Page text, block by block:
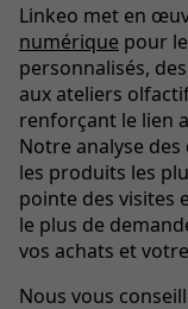
Linkeo met en
numérique pour
personnalisés,
aux ateliers
renforçant le lien
Notre analyse
les produits les
pointe des visites
le plus de
vos achats et
Nous vous